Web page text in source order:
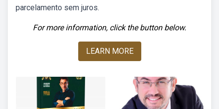
parcelamento sem juros.
For more information, click the button below.
LEARN MORE